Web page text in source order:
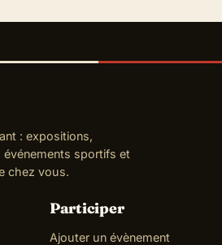
: expositions,
sportifs et
chez vous.
Participer
Ajouter un évènement